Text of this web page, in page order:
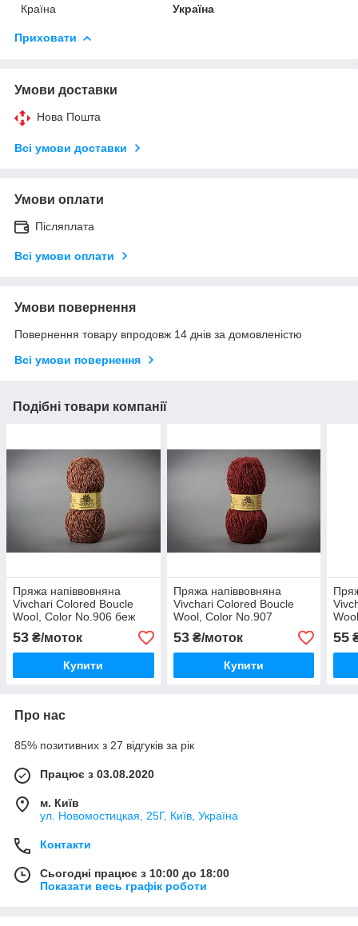
Країна
Україна
Приховати
Умови доставки
Нова Пошта
Всі умови доставки
Умови оплати
Післяплата
Всі умови оплати
Умови повернення
Повернення товару впродовж 14 днів за домовленістю
Всі умови повернення
Подібні товари компанії
Пряжа напіввовняна
Vivchari Colored Boucle
Wool, Color No.906 беж
букле + теракот
53 ₴/моток
Купити
Пряжа напіввовняна
Vivchari Colored Boucle
Wool, Color No.907
червоний букле + теракот
53₴/моток
Купити
55
Про нас
85% позитивних з 27 відгуків за рік
Працює з 03.08.2020
м. Київ
ул. Новомостицкая, 25Г, Київ, Україна
Контакти
Сьогодні працює з 10:00 до 18:00
Показати весь графік роботи